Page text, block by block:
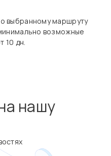
выбранному маршруту
возможные
10 дн.
нашу